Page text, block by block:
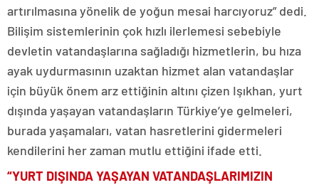
artırılmasına yönelik de yoğun mesai harcıyoruz” dedi.
Bilişim sistemlerinin çok hızlı ilerlemesi sebebiyle
devletin vatandaşlarına sağladığı hizmetlerin, bu hıza
ayak uydurmasının uzaktan hizmet alan vatandaşlar
için büyük önem arz ettiğinin altını çizen Işıkhan, yurt
dışında yaşayan vatandaşların Türkiye’ye gelmeleri,
burada yaşamaları, vatan hasretlerini gidermeleri
kendilerini her zaman mutlu ettiğini ifade etti.
“YURT DIŞINDA YAŞAYAN VATANDAŞLARIMIZIN